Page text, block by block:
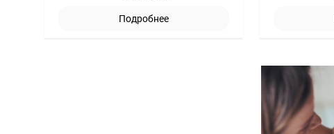
Подробнее